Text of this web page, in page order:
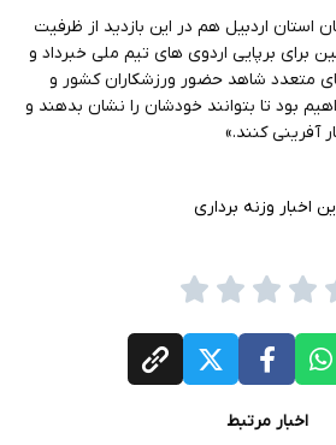
استان اردبیل هم در این بازدید از ظرفیت
برای برپایی اردوی های تیم ملی خبرداد و
متعدد شاهد حضور ورزشکاران کشور و
بود تا بتوانند خودشان را نشان بدهند و
آفرینی کنند.»
اخبار وزنه برداری
اخبار مرتبط